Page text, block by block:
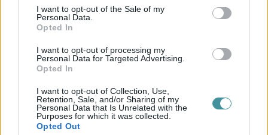
consent section.
I want to opt-out of the Sale of my
Personal Data.
Opted In
I want to opt-out of processing my
Personal Data for Targeted Advertising.
Opted In
I want to opt-out of Collection, Use,
Retention, Sale, and/or Sharing of my
Personal Data that Is Unrelated with the
Purposes for which it was collected.
Opted Out
Ne maradjon le a legfrissebb hírekről, kövessen bennünket az
EGRI ÜGYEK Google Hírek oldalán!
Vissza a főoldalra